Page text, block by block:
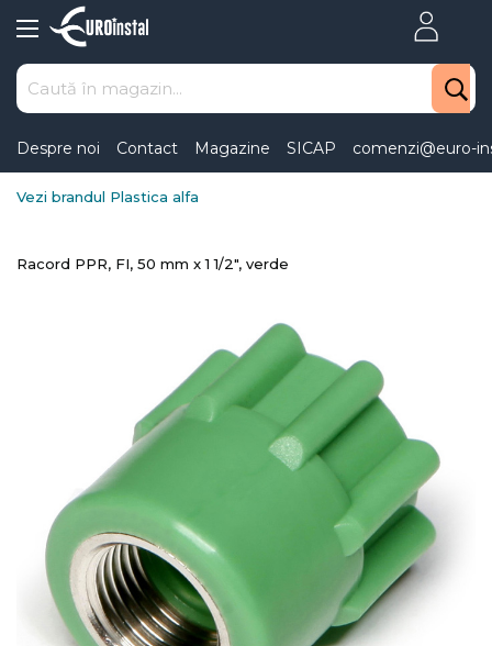
to
Content
Despre noi Contact Magazine SICAP comenzi@euro-
Vezi brandul Plastica alfa
Racord PPR, FI, 50 mm x 1 1/2", verde
gallery